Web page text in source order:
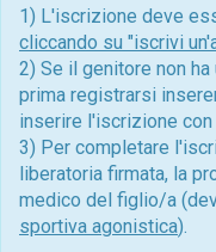
1) L'iscrizione deve
cliccando su "iscrivi
2) Se il genitore non
prima registrarsi
inserire l'iscrizione
3) Per completare
liberatoria firmata, la
medico del figlio/a
sportiva agonistica).